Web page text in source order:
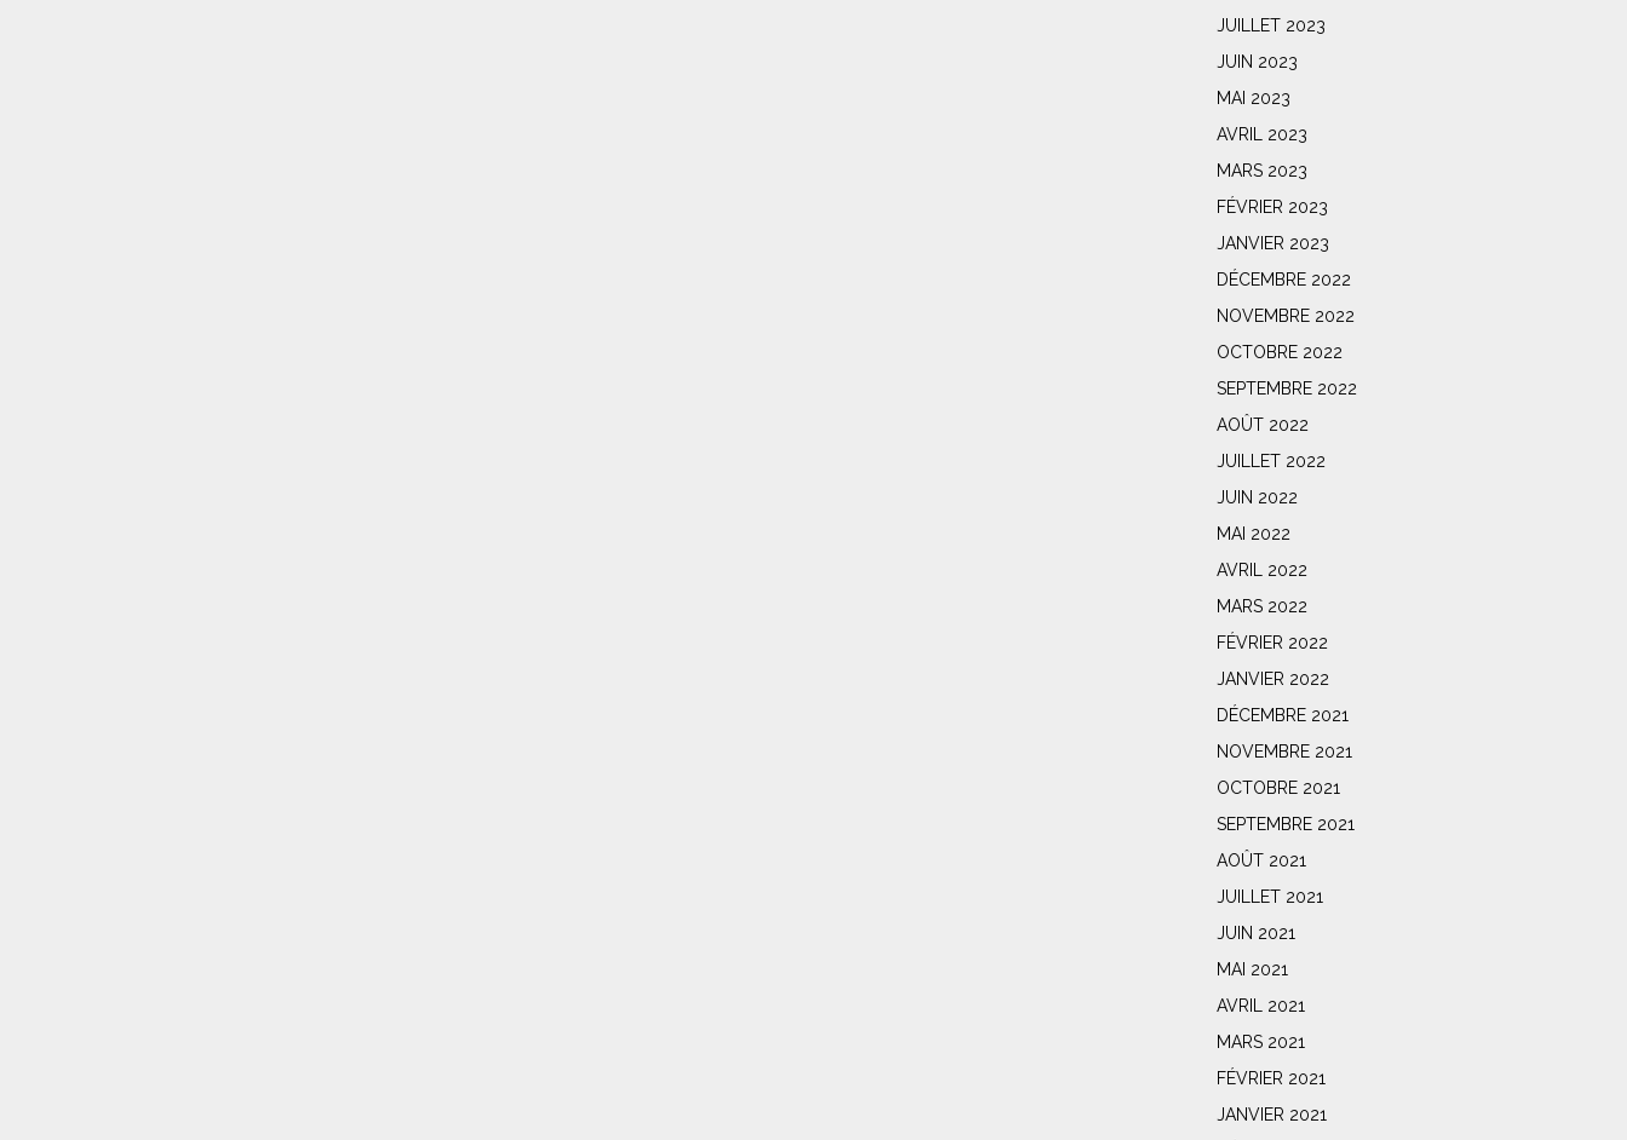
JUILLET 2023
JUIN 2023
MAI 2023
AVRIL 2023
MARS 2023
FÉVRIER 2023
JANVIER 2023
DÉCEMBRE 2022
NOVEMBRE 2022
OCTOBRE 2022
SEPTEMBRE 2022
AOÛT 2022
JUILLET 2022
JUIN 2022
MAI 2022
AVRIL 2022
MARS 2022
FÉVRIER 2022
JANVIER 2022
DÉCEMBRE 2021
NOVEMBRE 2021
OCTOBRE 2021
SEPTEMBRE 2021
AOÛT 2021
JUILLET 2021
JUIN 2021
MAI 2021
AVRIL 2021
MARS 2021
FÉVRIER 2021
JANVIER 2021